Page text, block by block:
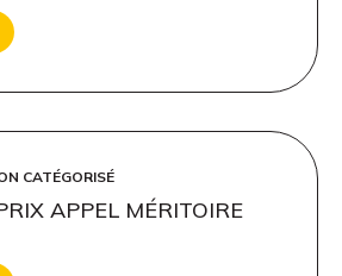
CATÉGORISÉ
APPEL MÉRITOIRE